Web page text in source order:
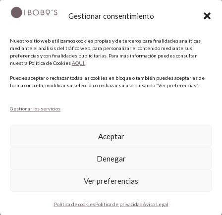
Gestionar consentimiento
Nuestro sitio web utilizamos cookies propias y de terceros para finalidades analíticas
mediante el análisis del tráfico web, para personalizar el contenido mediante sus
preferencias y con finalidades publicitarias. Para más información puedes consultar
nuestra Política de CookiesAQUÍ.
Puedes aceptar o rechazar todas las cookies en bloque o también puedes aceptarlas de
forma concreta, modificar su selección o rechazar su uso pulsando “Ver preferencias”.
Gestionar los servicios
Aceptar
Denegar
Ver preferencias
Política de cookiesPolítica de privacidadAviso Legal
FACEBOOK
PINTEREST